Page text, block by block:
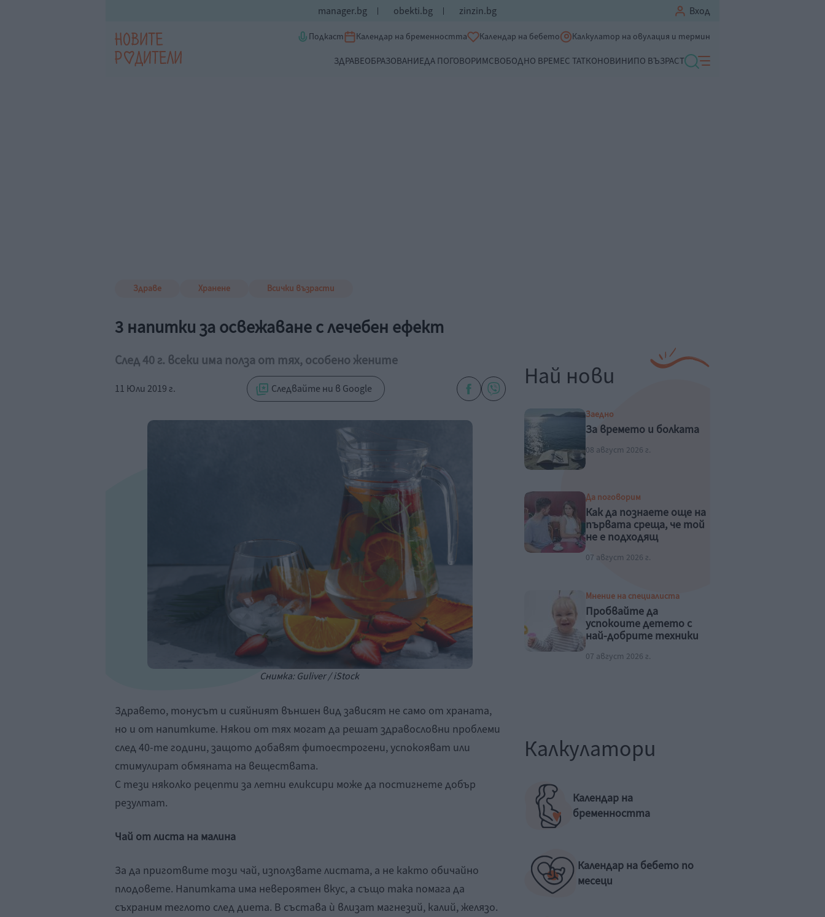
manager.bg obekti.bg zinzin.bg Вход
Подкаст Календар на бременността Календар на бебето Калкулатор на овулация и термин
ЗДРАВЕОБРАЗОВАНИЕДА ПОГОВОРИМСВОБОДНО ВРЕМЕС ТАТКОНОВИНИПО ВЪЗРАСТ
Здраве Хранене Всички възрасти
3 напитки за освежаване с лечебен ефект
След 40 г. всеки има полза от тях, особено жените
11 Юли 2019 г. Следвайте ни в Google
Снимка: Guliver / iStock
Здравето, тонусът и сияйният външен вид зависят не само от храната,
но и от напитките. Някои от тях могат да решат здравословни проблеми
след 40-те години, защото добавят фитоестрогени, успокояват или
стимулират обмяната на веществата.
С тези няколко рецепти за летни еликсири може да постигнете добър
резултат.
Чай от листа на малина
За да приготвите този чай, използвате листата, а не както обичайно
плодовете. Напитката има невероятен вкус, а също така помага да
съхраним теглото след диета. В състава ѝ влизат магнезий, калий, желязо.
Най нови
Заедно
За времето и болката
08 август 2026 г.
Да поговорим
Как да познаете още на
първата среща, че той
не е подходящ
07 август 2026 г.
Мнение на специалиста
Пробвайте да
успокоите детето с
най-добрите техники
07 август 2026 г.
Калкулатори
Календар на
бременността
Календар на бебето по
месеци